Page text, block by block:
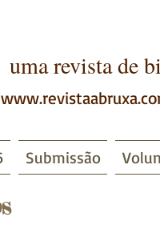
uma revista de
Submissão